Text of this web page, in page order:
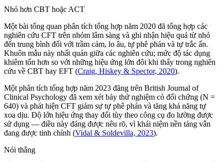
Nhỏ hơn CBT hoặc ACT
Một bài tổng quan phân tích tổng hợp năm 2020 đã tổng hợp các
nghiên cứu CFT trên nhóm lâm sàng và ghi nhận hiệu quả từ nhỏ
đến trung bình đối với trầm cảm, lo âu, tự phê phán và tự trắc ẩn.
Khuôn mẫu này nhất quán giữa các nghiên cứu; mức độ tác dụng
khiêm tốn hơn so với những hiệu ứng lớn đôi khi thấy trong nghiên
cứu về CBT hay EFT (Craig, Hiskey & Spector, 2020).
Một phân tích tổng hợp năm 2023 đăng trên British Journal of
Clinical Psychology đã xem xét bảy thử nghiệm có đối chứng (N =
640) và phát hiện CFT giảm sự tự phê phán và tăng khả năng tự
xoa dịu. Độ lớn hiệu ứng thay đổi tùy theo công cụ đo lường được
sử dụng — điều này đáng được nêu rõ, vì khái niệm nền tảng vẫn
đang được tinh chỉnh (Vidal & Soldevilla, 2023).
Nói thẳng